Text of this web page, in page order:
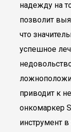
надежду на
позволит
что
успешное
приводит к
онкомаркер
инструмент